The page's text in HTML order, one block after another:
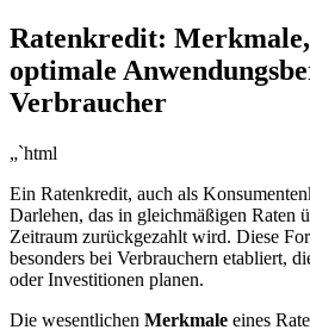
Ratenkredit:
optimale
Verbraucher
„`html
Ein ⁤Ratenkredit, auch als
Darlehen, das in gleichmäßigen Raten
Zeitraum zurückgezahlt‌ wird. Diese
besonders ‌bei Verbrauchern‌ etabliert,
oder⁣ Investitionen⁢ planen.
Die wesentlichen Merkmale eines